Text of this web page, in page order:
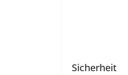
Sicherheit